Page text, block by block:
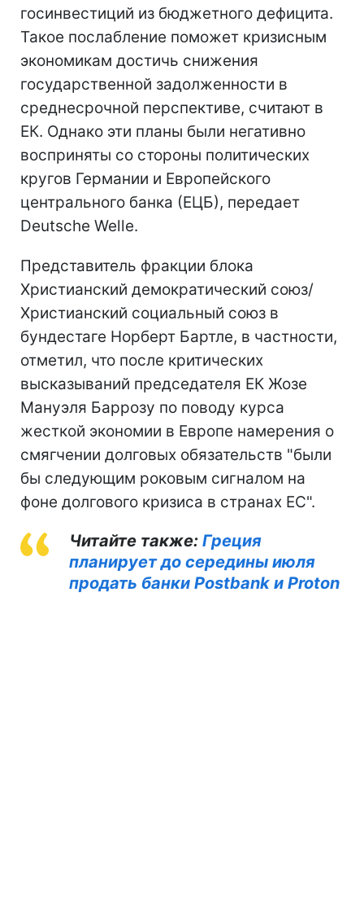
госинвестиций из бюджетного дефицита.
Такое послабление поможет кризисным
экономикам достичь снижения
государственной задолженности в
среднесрочной перспективе, считают в
ЕК. Однако эти планы были негативно
восприняты со стороны политических
кругов Германии и Европейского
центрального банка (ЕЦБ), передает
Deutsche Welle.
Представитель фракции блока
Христианский демократический союз/
Христианский социальный союз в
бундестаге Норберт Бартле, в частности,
отметил, что после критических
высказываний председателя ЕК Жозе
Мануэля Баррозу по поводу курса
жесткой экономии в Европе намерения о
смягчении долговых обязательств "были
бы следующим роковым сигналом на
фоне долгового кризиса в странах ЕС".
Читайте также: Греция
планирует до середины июля
продать банки Postbank и Proton